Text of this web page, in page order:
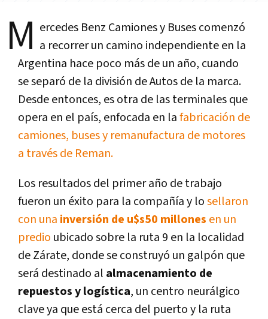
M ercedes Benz Camiones y Buses comenzó
a recorrer un camino independiente en la
Argentina hace poco más de un año, cuando
se separó de la división de Autos de la marca.
Desde entonces, es otra de las terminales que
opera en el país, enfocada en lafabricación de
camiones, buses y remanufactura de motores
a través de Reman.
Los resultados del primer año de trabajo
fueron un éxito para la compañía y losellaron
con una inversión de u$s50 millones en un
predio ubicado sobre la ruta 9 en la localidad
de Zárate, donde se construyó un galpón que
será destinado al almacenamiento de
repuestos y logística, un centro neurálgico
clave ya que está cerca del puerto y la ruta